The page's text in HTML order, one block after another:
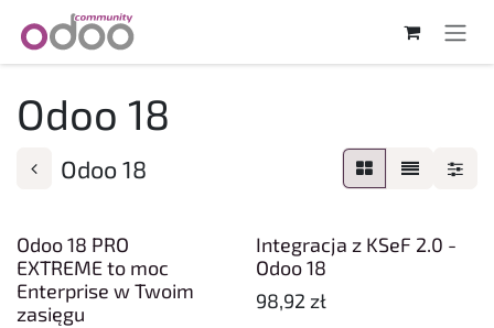
Skip to Content
Odoo 18
Odoo 18
Odoo 18 PRO
EXTREME to moc
Enterprise w Twoim
zasięgu
Integracja z KSeF 2.0 -
Odoo 18
98,92 zł